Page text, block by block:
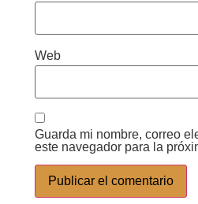
Web
Guarda mi nombre, correo
este navegador para la